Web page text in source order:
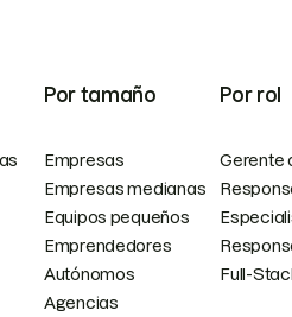
Por tamaño
Empresas
Empresas medianas
Equipos pequeños
Emprendedores
Autónomos
Agencias
Por rol
Gerente
Full-